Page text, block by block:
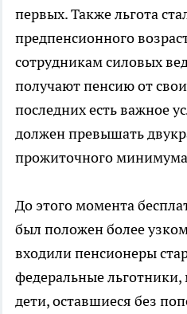
первых. Также льгота
предпенсионного
сотрудникам силовых
получают пенсию от
последних есть важное
должен превышать
прожиточного
До этого момента
был положен более
входили пенсионеры
федеральные
дети, оставшиеся без